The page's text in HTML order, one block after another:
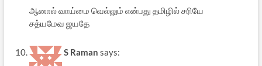
ஆனால் வாய்மை வெல்லும் என்ப‌து தமிழில் சரியே‍‍ ‍‍
சத்யமேவ ஜயதே
S Raman says: